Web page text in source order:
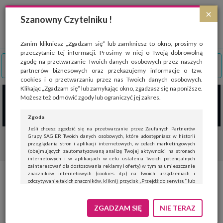
×
Szanowny Czytelniku !
Zanim klikniesz „Zgadzam się” lub zamkniesz to okno, prosimy o
przeczytanie tej informacji. Prosimy w niej o Twoją dobrowolną
zgodę na przetwarzanie Twoich danych osobowych przez naszych
partnerów biznesowych oraz przekazujemy informacje o tzw.
cookies i o przetwarzaniu przez nas Twoich danych osobowych.
Klikając „Zgadzam się” lub zamykając okno, zgadzasz się na poniższe.
Możesz też odmówić zgody lub ograniczyć jej zakres.
Zgoda
Jeśli chcesz zgodzić się na przetwarzanie przez Zaufanych Partnerów
Grupy SAGIER Twoich danych osobowych, które udostępniasz w historii
przeglądania stron i aplikacji internetowych, w celach marketingowych
(obejmujących zautomatyzowaną analizę Twojej aktywności na stronach
internetowych i w aplikacjach w celu ustalenia Twoich potencjalnych
zainteresowań dla dostosowania reklamy i oferty) w tym na umieszczanie
znaczników internetowych (cookies itp.) na Twoich urządzeniach i
odczytywanie takich znaczników, kliknij przycisk „Przejdź do serwisu” lub
Jeśli nie chcesz wyrazić zgody, kliknij „Nie teraz”.
Wyrażenie zgody jest dobrowolne. Możesz edytować zakres zgody, w tym
ZGADZAM SIĘ NIE TERAZ
Strona wykorzystuje pliki cookies, które służą głównie do celów statystycznych.
Wyrażając zgodę na używanie 'cookies', zezwalasz na zapisanie ich w pamięci
przeglądarki. Przejdź do
polityki cookies
Wiosna w męskich stylizacjach